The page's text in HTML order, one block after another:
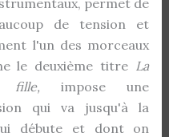
permet de
de tension et
l'un des morceaux
le deuxième titre La
fille,impose une
qui va jusqu'à la
débute et dont on